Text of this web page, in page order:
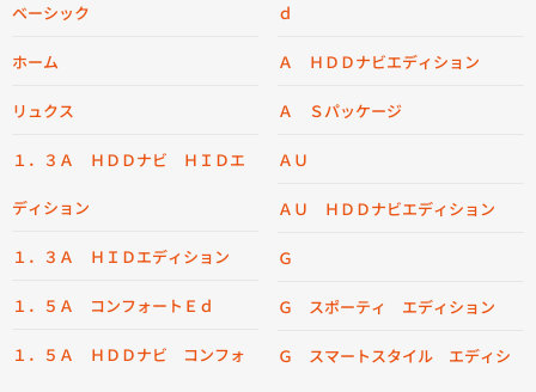
ベーシック
ホーム
リュクス
１．３Ａ ＨＤＤナビ ＨＩＤエ
ディション
１．３Ａ ＨＩＤエディション
１．５Ａ コンフォートＥｄ
１．５Ａ ＨＤＤナビ コンフォ
ｄ
Ａ ＨＤＤナビエディション
Ａ Ｓパッケージ
ＡＵ
ＡＵ ＨＤＤナビエディション
Ｇ
Ｇ スポーティ エディション
Ｇ スマートスタイル エディシ